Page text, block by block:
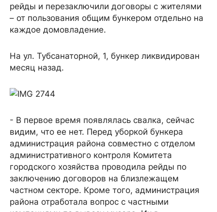
рейды и перезаключили договоры с жителями
– от пользования общим бункером отдельно на
каждое домовладение.
На ул. Тубсанаторной, 1, бункер ликвидирован
месяц назад.
- В первое время появлялась свалка, сейчас
видим, что ее нет. Перед уборкой бункера
администрация района совместно с отделом
административного контроля Комитета
городского хозяйства проводила рейды по
заключению договоров на близлежащем
частном секторе. Кроме того, администрация
района отработала вопрос с частными